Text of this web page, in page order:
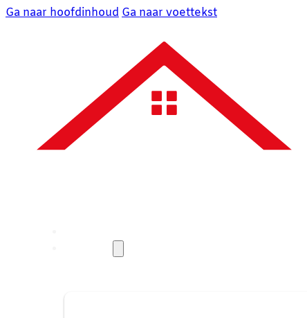
Ga naar hoofdinhoud Ga naar voettekst